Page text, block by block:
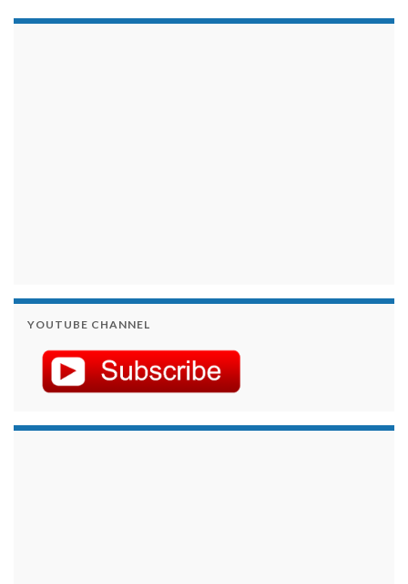
YOUTUBE CHANNEL